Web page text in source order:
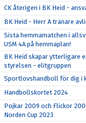
CK återigen i BK Heid -
BK Heid - Herr A tränare
Sista hemmamatchen i
USM 4A på hemmaplan!
BK Heid skapar ytterligare
styrelsen - elitgruppen
Sportlovshandboll för dig i
Handbollskortet 2024
Pojkar 2009 och Flickor
Norden Cup 2023